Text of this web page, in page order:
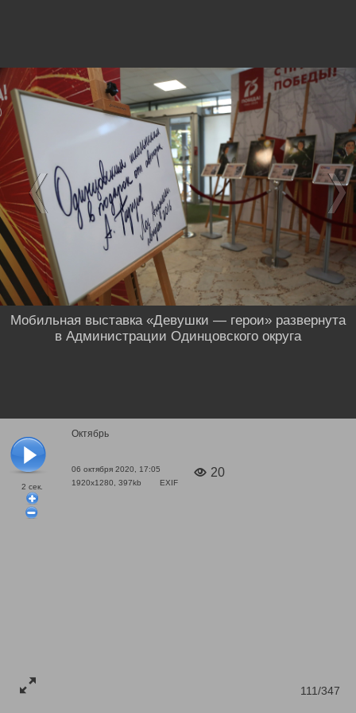
2 сек.
Октябрь
06 октября 2020, 17:05
1920x1280, 397kb
EXIF
20
111/347
Мобильная выставка «Девушки — герои» развернута
в Администрации Одинцовского округа